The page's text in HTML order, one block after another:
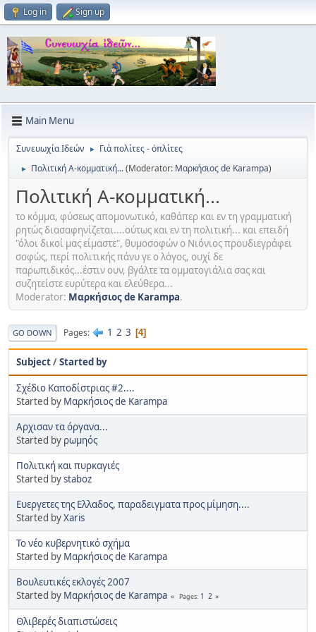
Log in Sign up
Main Menu
Συνευωχία Ιδεών ► Γιὰ πολίτες - ὀπλίτες
► Πολιτική Α-κομματική...(Moderator: Μαρκήσιος de Karampa)
Πολιτική Α-κομματική...
το κόμμα, φύσεως απομονωτικό, καθάπερ και εν τη γραμματική
ρητώς διασαφηνίζεται....ούτως και εν τη πολιτική... και επειδή
"όλοι δικοί μας είμαστε", θυμοσοφών ο Νιόνιος προυδιεγράφει
σοφώς, περί πολιτικής πάνυ γε ο λόγος, ουχί δε
παρωπιδικός...έστιν ουν, βγάλτε τα ομματογιάλια σας και
συζητείστε ευρύτερα και ελεύθερα...
Moderator: Μαρκήσιος de Karampa.
GO DOWN Pages 1 2 3 4
Subject/Started by
Σχέδιο Καποδίστριας #2....
Started by Μαρκήσιος de Karampa
Αρχισαν τα όργανα...
Started by ρωμηός
Πολιτική και πυρκαγιές
Started bystaboz
Ευεργετες της Ελλαδος, παραδειγματα προς μίμηση....
Started byXaris
To νέο κυβερνητικό σχήμα
Started by Μαρκήσιος de Karampa
Βουλευτικές εκλογές 2007
Started by Μαρκήσιος de Karampa Pages 1 2
Θλιβερές διαπιστώσεις